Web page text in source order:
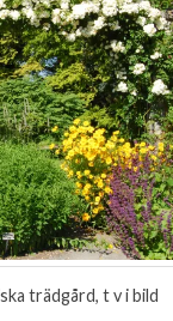
trädgård, t v i bild